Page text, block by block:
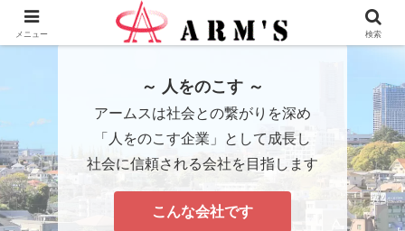
株式会社ＡＲＭ’Ｓ - 横浜市瀬谷区の地域愛企業
～ 人をのこす ～
アームスは社会との繋がりを深め
「人をのこす企業」として成長し
社会に信頼される会社を目指します
こんな会社です
メニュー 検索